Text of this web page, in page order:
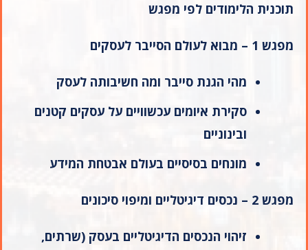
תוכנית הלימודים לפי מפגש
מפגש 1 – מבוא לעולם הסייבר לעסקים
מהי הגנת סייבר ומה חשיבותה לעסק
סקירת איומים עכשוויים על עסקים קטנים
ובינוניים
מונחים בסיסיים בעולם אבטחת המידע
מפגש 2 – נכסים דיגיטליים ומיפוי סיכונים
זיהוי הנכסים הדיגיטליים בעסק (שרתים,